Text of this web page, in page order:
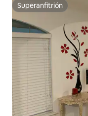
Superanfitrión
Superanfitrión